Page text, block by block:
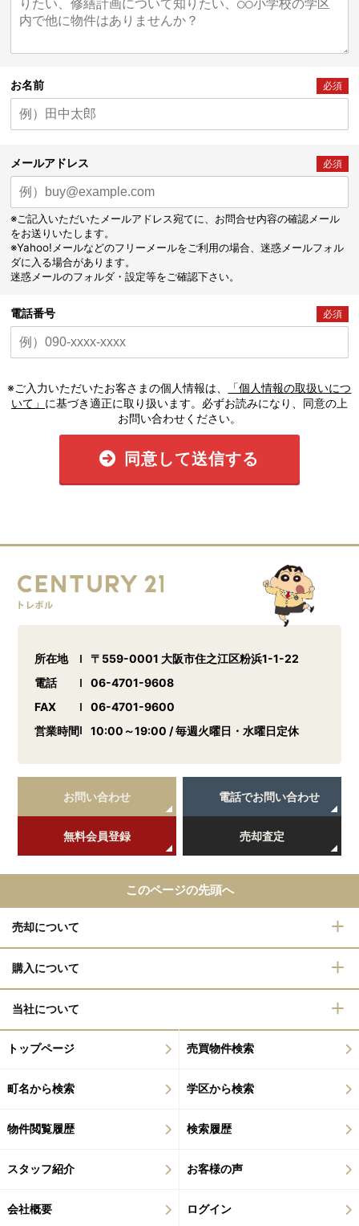
お名前 必須
メールアドレス 必須
※ご記入いただいたメールアドレス宛てに、お問合せ内容の確認メール
をお送りいたします。
※Yahoo!メールなどのフリーメールをご利用の場合、迷惑メールフォル
ダに入る場合があります。
迷惑メールのフォルダ・設定等をご確認下さい。
電話番号 必須
※ご入力いただいたお客さまの個人情報は、
「個人情報の取扱いにつ
いて」 に基づき適正に取り扱います。必ずお読みになり、同意の上
お問い合わせください。
同意して送信する
所在地
〒559-0001 大阪市住之江区粉浜1-1-22
電話
06-4701-9608
FAX
06-4701-9600
営業時間
10:00～19:00 / 毎週火曜日・水曜日定休
お問い合わせ 電話でお問い合わせ
無料会員登録 売却査定
このページの先頭へ
売却について
購入について
当社について
トップページ 売買物件検索
町名から検索 学区から検索
物件閲覧履歴 検索履歴
スタッフ紹介 お客様の声
会社概要 ログイン